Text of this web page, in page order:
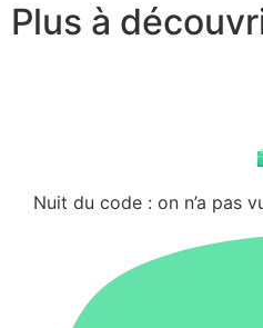
Plus à
Nuit du code : on n’a pas